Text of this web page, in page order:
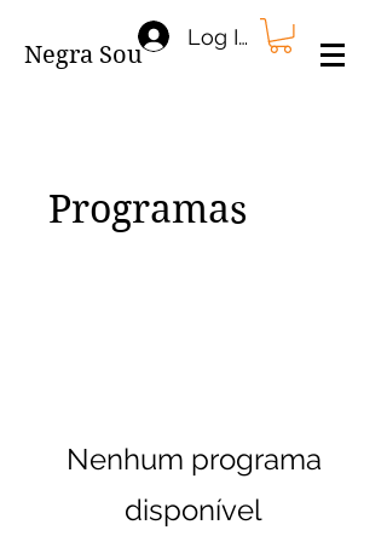
Negra Sou
Log In
Programas
Nenhum programa
disponível